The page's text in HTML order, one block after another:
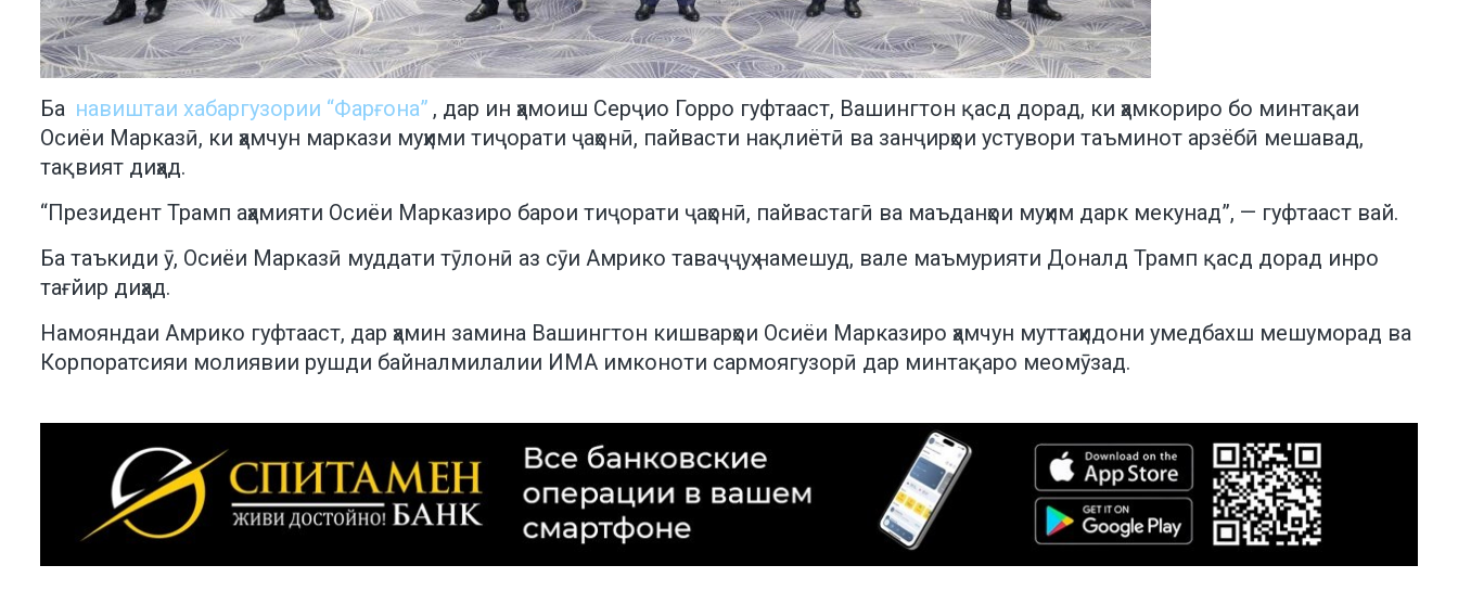
Ба навиштаи хабаргузории “Фарғона” , дар ин ҳамоиш Серҷио Горро гуфтааст, Вашингтон қасд дорад, ки ҳамкориро бо минтақаи
Осиёи Марказӣ, ки ҳамчун маркази муҳими тиҷорати ҷаҳонӣ, пайвасти нақлиётӣ ва занҷирҳои устувори таъминот арзёбӣ мешавад,
тақвият диҳад.
“Президент Трамп аҳамияти Осиёи Марказиро барои тиҷорати ҷаҳонӣ, пайвастагӣ ва маъданҳои муҳим дарк мекунад”, — гуфтааст вай.
Ба таъкиди ӯ, Осиёи Марказӣ муддати тӯлонӣ аз сӯи Амрико таваҷҷуҳ намешуд, вале маъмурияти Доналд Трамп қасд дорад инро
тағйир диҳад.
Намояндаи Амрико гуфтааст, дар ҳамин замина Вашингтон кишварҳои Осиёи Марказиро ҳамчун муттаҳидони умедбахш мешуморад ва
Корпоратсияи молиявии рушди байналмилалии ИМА имконоти сармоягузорӣ дар минтақаро меомӯзад.